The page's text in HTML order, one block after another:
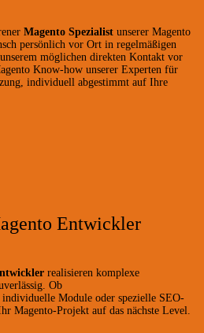
Magento Spezialist unserer Magento
persönlich vor Ort in regelmäßigen
möglichen direkten Kontakt vor
Know-how unserer Experten für
individuell abgestimmt auf Ihre
Entwickler
realisieren komplexe
Ob
Module oder spezielle SEO-
Magento-Projekt auf das nächste Level.